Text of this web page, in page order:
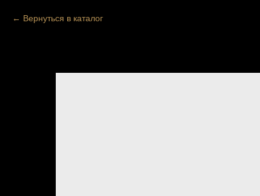
Вернуться в каталог